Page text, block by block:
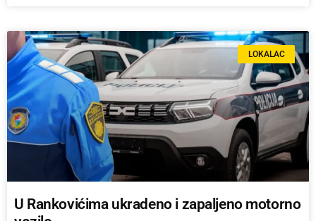
LOKALAC
U Rankovićima ukradeno i zapaljeno motorno